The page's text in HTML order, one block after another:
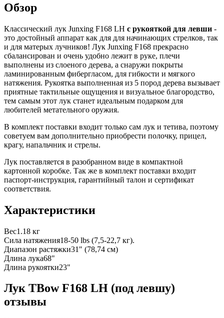
Обзор
Классический лук Junxing F168 LH с рукояткой для левши -
это достойный аппарат как для для начинающих стрелков, так
и для матерых лучников! Лук Junxing F168 прекрасно
сбалансирован и очень удобно лежит в руке, плечи
выполнены из слоеного дерева, а снаружи покрыты
ламинированным фибергласом, для гибкости и мягкого
натяжения. Рукоятка выполненная из 5 пород дерева вызывает
приятные тактильные ощущения и визуальное благородство,
тем самым этот лук станет идеальным подарком для
любителей метательного оружия.
В комплект поставки входит только сам лук и тетива, поэтому
советуем вам дополнительно приобрести полочку, прицел,
крагу, напальчник и стрелы.
Лук поставляется в разобранном виде в компактной
картонной коробке. Так же в комплект поставки входит
паспорт-инструкция, гарантийный талон и сертификат
соответствия.
Характеристики
Вес1.18 кг
Сила натяжения18-50 lbs (7,5-22,7 кг).
Диапазон растяжки31" (78,74 см)
Длина лука68"
Длина рукоятки23"
Лук TBow F168 LH (под левшу)
отзывы